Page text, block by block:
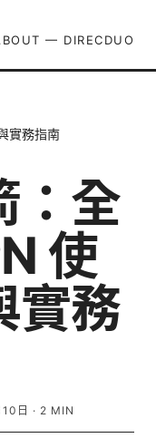
— DIRECDUO
實務指南
：全
使
實務
日 · 2 MIN